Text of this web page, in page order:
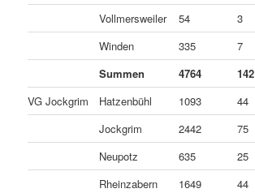
Vollmersweiler
54 3
Winden
335 7
Summen
4764 142
VG Jockgrim
Hatzenbühl 1093 44
Jockgrim
2442 75
Neupotz
635 25
Rheinzabern
1649 44